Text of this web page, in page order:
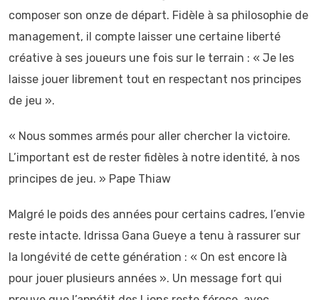
composer son onze de départ. Fidèle à sa philosophie de
management, il compte laisser une certaine liberté
créative à ses joueurs une fois sur le terrain : « Je les
laisse jouer librement tout en respectant nos principes
de jeu ».
« Nous sommes armés pour aller chercher la victoire.
L’important est de rester fidèles à notre identité, à nos
principes de jeu. » Pape Thiaw
Malgré le poids des années pour certains cadres, l’envie
reste intacte. Idrissa Gana Gueye a tenu à rassurer sur
la longévité de cette génération : « On est encore là
pour jouer plusieurs années ». Un message fort qui